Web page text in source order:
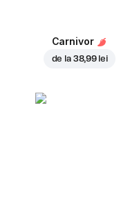
Carnivor
de la 38,99 lei